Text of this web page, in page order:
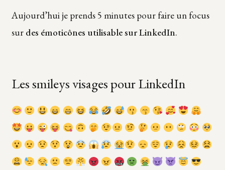
Aujourd’hui je prends 5 minutes pour faire un focus
sur des émoticônes utilisable sur LinkedIn.
Les smileys visages pour LinkedIn